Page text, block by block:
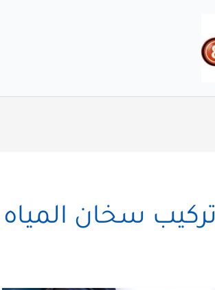
تركيب سخان المياه